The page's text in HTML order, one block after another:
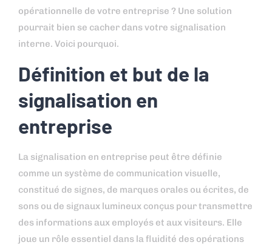
opérationnelle de votre entreprise ? Une solution
pourrait bien se cacher dans votre signalisation
interne. Voici pourquoi.
Définition et but de la
signalisation en
entreprise
La signalisation en entreprise peut être définie
comme un système de communication visuelle,
constitué de signes, de marques orales ou écrites, de
sons ou de signaux lumineux conçus pour transmettre
des informations aux employés et aux visiteurs. Elle
joue un rôle essentiel dans la fluidité des opérations